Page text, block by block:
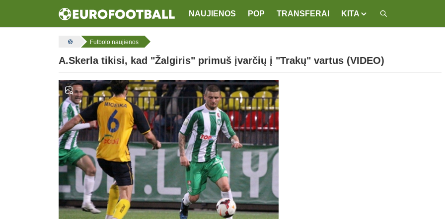
NAUJIENOS POP TRANSFERAI KITA
Futbolo naujienos
A.Skerla tikisi, kad "Žalgiris" primuš įvarčių į "Trakų" vartus (VIDEO)